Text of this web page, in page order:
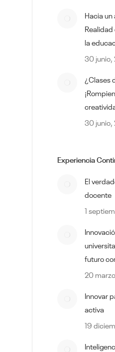
Hacia
la
30 junio,
¿Clases
30 junio,
Experiencia
El
docente
1
futuro
20
Innovar
activa
19